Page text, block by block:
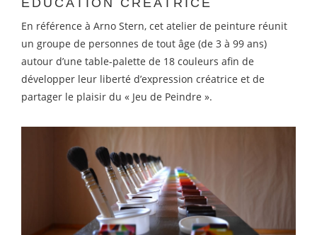
EDUCATION CREATRICE
En référence à Arno Stern, cet atelier de peinture réunit
un groupe de personnes de tout âge (de 3 à 99 ans)
autour d’une table-palette de 18 couleurs afin de
développer leur liberté d’expression créatrice et de
partager le plaisir du « Jeu de Peindre ».